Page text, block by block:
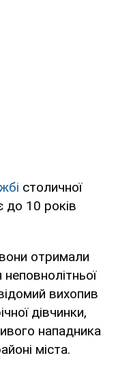
столичної
до 10 років
отримали
вихопив
дівчинки,
нападника
міста.